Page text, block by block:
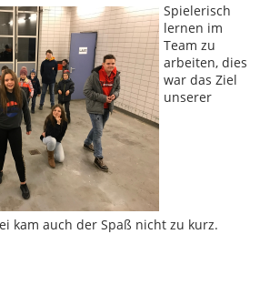
Spielerisch
lernen im
Team zu
arbeiten, dies
war das Ziel
unserer
kam auch der Spaß nicht zu kurz.